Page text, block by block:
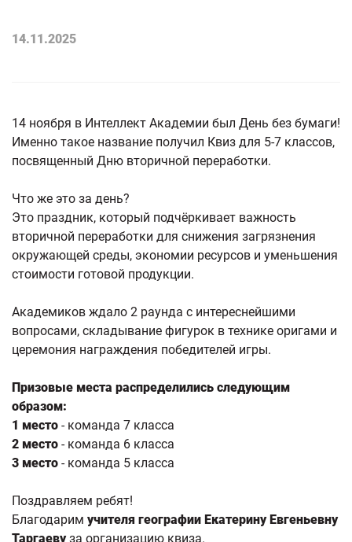
14.11.2025
14 ноября в Интеллект Академии был День без бумаги!
Именно такое название получил Квиз для 5-7 классов,
посвященный Дню вторичной переработки.
Что же это за день?
Это праздник, который подчёркивает важность
вторичной переработки для снижения загрязнения
окружающей среды, экономии ресурсов и уменьшения
стоимости готовой продукции.
Академиков ждало 2 раунда с интереснейшими
вопросами, складывание фигурок в технике оригами и
церемония награждения победителей игры.
Призовые места распределились следующим
образом:
1 место - команда 7 класса
2 место - команда 6 класса
3 место - команда 5 класса
Поздравляем ребят!
Благодарим учителя географии Екатерину Евгеньевну
Таргаевуза организацию квиза.